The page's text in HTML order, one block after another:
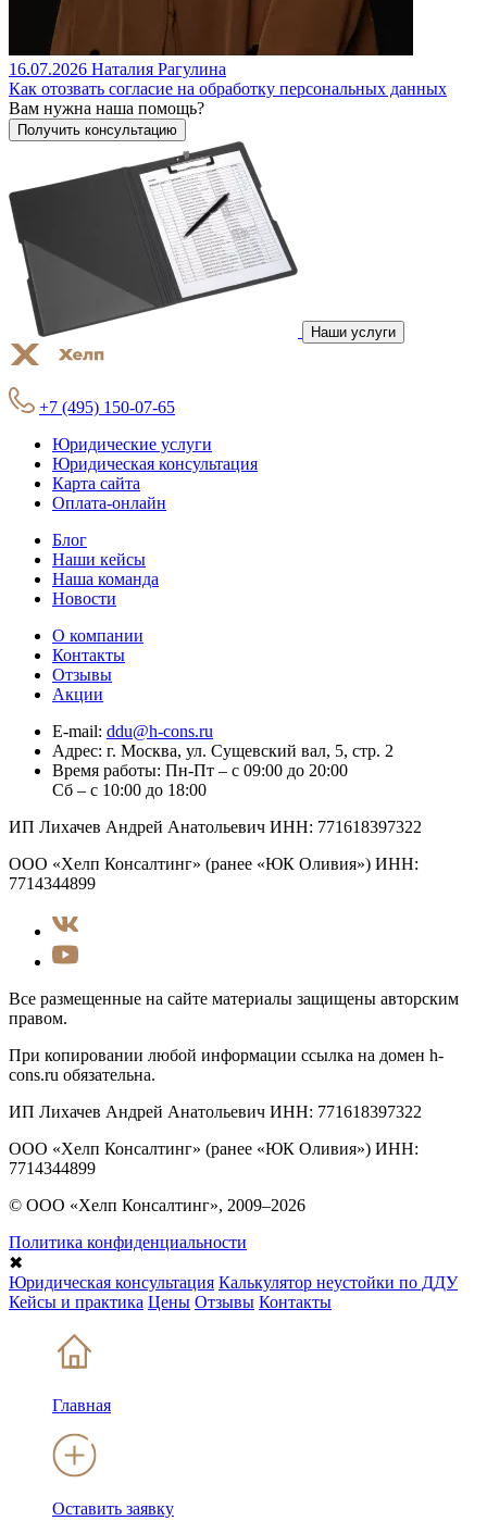
16.07.2026 Наталия Рагулина
Как отозвать согласие на обработку персональных данных
Вам нужна наша помощь?
Наши услуги
+7 (495) 150-07-65
Юридические услуги
Юридическая консультация
Карта сайта
Оплата-онлайн
Блог
Наши кейсы
Наша команда
Новости
О компании
Контакты
Отзывы
Акции
E-mail: ddu@h-cons.ru
Адрес: г. Москва, ул. Сущевский вал, 5, стр. 2
Время работы: Пн-Пт – с 09:00 до 20:00
Сб – с 10:00 до 18:00
ИП Лихачев Андрей Анатольевич ИНН: 771618397322
ООО «Хелп Консалтинг» (ранее «ЮК Оливия») ИНН:
7714344899
Все размещенные на сайте материалы защищены авторским
правом.
При копировании любой информации ссылка на домен h-
cons.ru обязательна.
ИП Лихачев Андрей Анатольевич ИНН: 771618397322
ООО «Хелп Консалтинг» (ранее «ЮК Оливия») ИНН:
7714344899
© ООО «Хелп Консалтинг», 2009–2026
Политика конфиденциальности
✖
Юридическая консультация Калькулятор неустойки по ДДУ
Кейсы и практика Цены Отзывы Контакты
Главная
Оставить заявку